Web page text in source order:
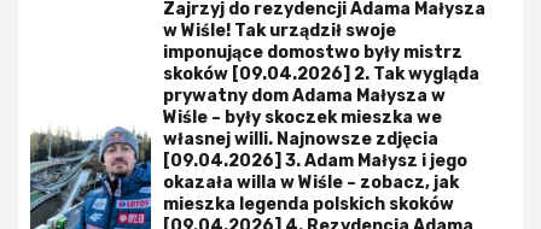
Zajrzyj do rezydencji Adama Małysza
w Wiśle! Tak urządził swoje
imponujące domostwo były mistrz
skoków [09.04.2026] 2. Tak wygląda
prywatny dom Adama Małysza w
Wiśle – były skoczek mieszka we
własnej willi. Najnowsze zdjęcia
[09.04.2026] 3. Adam Małysz i jego
okazała willa w Wiśle – zobacz, jak
mieszka legenda polskich skoków